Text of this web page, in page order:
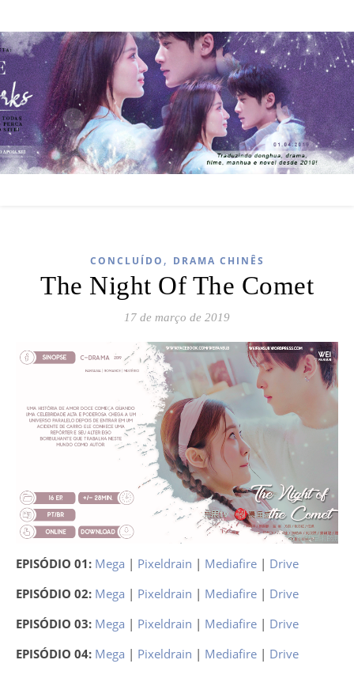
CONCLUÍDO , DRAMA CHINÊS
The Night Of The Comet
17 de março de 2019
EPISÓDIO 01: Mega | Pixeldrain | Mediafire | Drive
EPISÓDIO 02: Mega | Pixeldrain | Mediafire | Drive
EPISÓDIO 03: Mega | Pixeldrain | Mediafire | Drive
EPISÓDIO 04: Mega | Pixeldrain | Mediafire | Drive